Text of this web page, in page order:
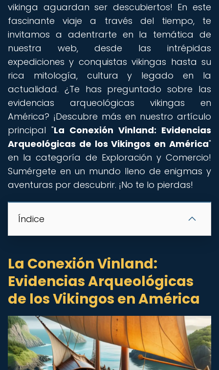
vikinga aguardan ser descubiertos! En este
fascinante viaje a través del tiempo, te
invitamos a adentrarte en la temática de
nuestra web, desde las intrépidas
expediciones y conquistas vikingas hasta su
rica mitología, cultura y legado en la
actualidad. ¿Te has preguntado sobre las
evidencias arqueológicas vikingas en
América? ¡Descubre más en nuestro artículo
principal "La Conexión Vinland: Evidencias
Arqueológicas de los Vikingos en América"
en la categoría de Exploración y Comercio!
Sumérgete en un mundo lleno de enigmas y
aventuras por descubrir. ¡No te lo pierdas!
Índice
La Conexión Vinland:
Evidencias Arqueológicas
de los Vikingos en América